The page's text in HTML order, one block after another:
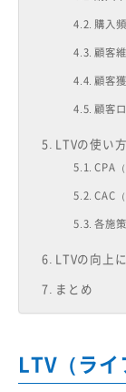
購入
顧客
顧客
顧客
LTVの使い
CPA
CAC
各施
LTVの向上
まとめ
LTV（ライ